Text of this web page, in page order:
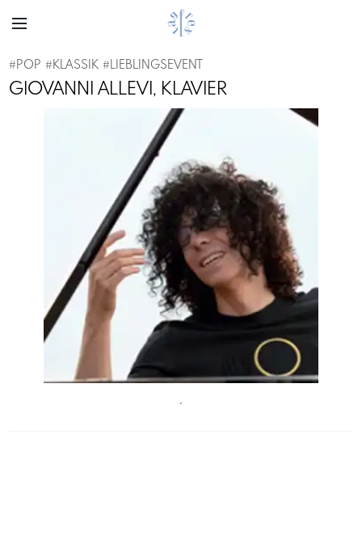
#POP #KLASSIK #LIEBLINGSEVENT
GIOVANNI ALLEVI, KLAVIER
Previous Next
´